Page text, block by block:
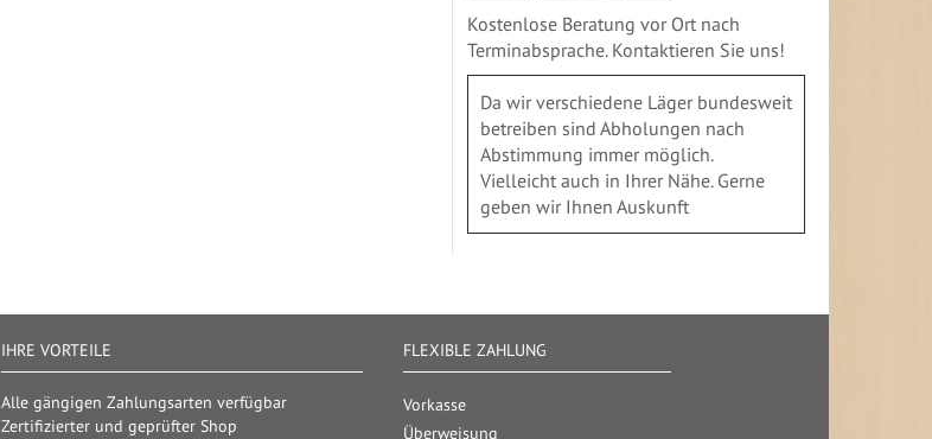
Kostenlose Beratung vor Ort nach
Terminabsprache. Kontaktieren Sie uns!
Da wir verschiedene Läger bundesweit
betreiben sind Abholungen nach
Abstimmung immer möglich.
Vielleicht auch in Ihrer Nähe. Gerne
geben wir Ihnen Auskunft
IHRE VORTEILE
Alle gängigen Zahlungsarten verfügbar
Zertifizierter und geprüfter Shop
FLEXIBLE ZAHLUNG
Vorkasse
Überweisung